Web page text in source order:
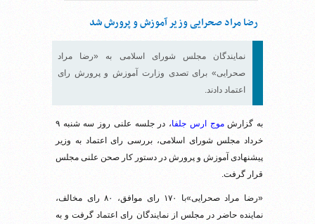
رضا مراد صحرایی وزیر آموزش و پرورش شد
نمایندگان مجلس شورای اسلامی به «رضا مراد
صحرایی» برای تصدی وزارت آموزش و پرورش رای
اعتماد دادند.
به گزارشموج ارس جلفا
، در جلسه علنی روز سه شنبه ۹
خرداد مجلس شورای اسلامی، بررسی رای اعتماد به وزیر
پیشنهادی آموزش و پرورش در دستور کار صحن علنی مجلس
قرار گرفت.
«رضا مراد صحرایی»با ۱۷۰ رای موافق، ۸۰ رای مخالف،
نماینده حاضر در مجلس از نمایندگان رای اعتماد گرفت و به